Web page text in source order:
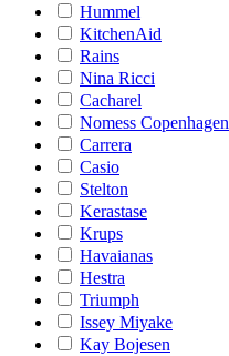
Hummel
KitchenAid
Rains
Nina Ricci
Cacharel
Nomess Copenhagen
Carrera
Casio
Stelton
Kerastase
Krups
Havaianas
Hestra
Triumph
Issey Miyake
Kay Bojesen